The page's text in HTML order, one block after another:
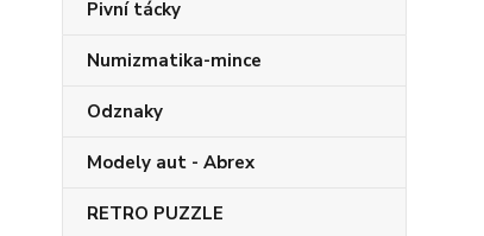
Pivní tácky
Numizmatika-mince
Odznaky
Modely aut - Abrex
RETRO PUZZLE